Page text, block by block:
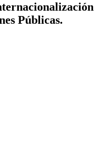
Públicas.